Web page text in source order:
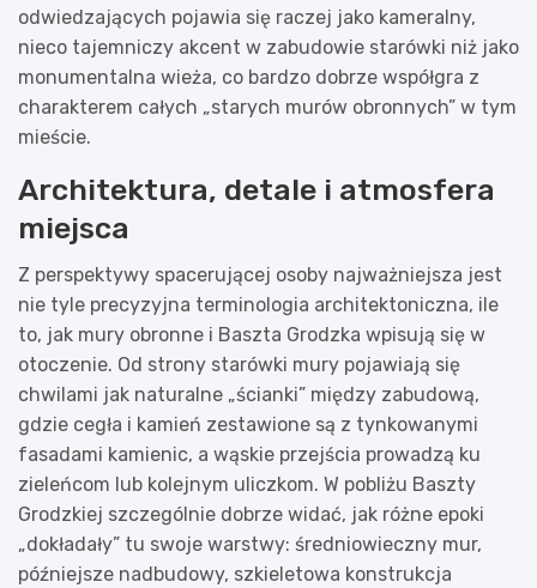
odwiedzających pojawia się raczej jako kameralny,
nieco tajemniczy akcent w zabudowie starówki niż jako
monumentalna wieża, co bardzo dobrze współgra z
charakterem całych „starych murów obronnych” w tym
mieście.
Architektura, detale i atmosfera
miejsca
Z perspektywy spacerującej osoby najważniejsza jest
nie tyle precyzyjna terminologia architektoniczna, ile
to, jak mury obronne i Baszta Grodzka wpisują się w
otoczenie. Od strony starówki mury pojawiają się
chwilami jak naturalne „ścianki” między zabudową,
gdzie cegła i kamień zestawione są z tynkowanymi
fasadami kamienic, a wąskie przejścia prowadzą ku
zieleńcom lub kolejnym uliczkom. W pobliżu Baszty
Grodzkiej szczególnie dobrze widać, jak różne epoki
„dokładały” tu swoje warstwy: średniowieczny mur,
późniejsze nadbudowy, szkieletowa konstrukcja